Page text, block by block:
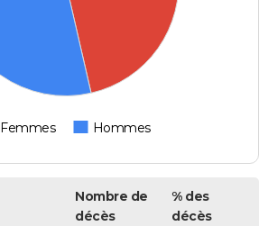
Femmes Hommes
Nombre de
décès
% des
décès